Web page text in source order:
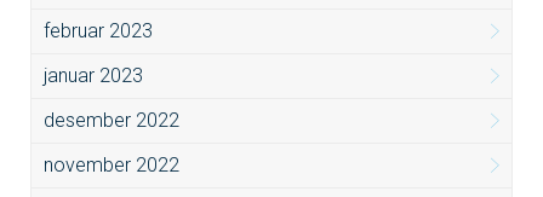
februar 2023
januar 2023
desember 2022
november 2022